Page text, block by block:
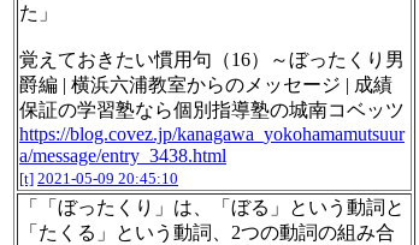
た」
覚えておきたい慣用句（16）～ぼったくり男
爵編 | 横浜六浦教室からのメッセージ | 成績
保証の学習塾なら個別指導塾の城南コベッツ
https://blog.covez.jp/kanagawa_yokohamamutsuur
a/message/entry_3438.html
[t] 2021-05-09 20:45:10
「「ぼったくり」は、「ぼる」という動詞と
「たくる」という動詞、2つの動詞の組み合